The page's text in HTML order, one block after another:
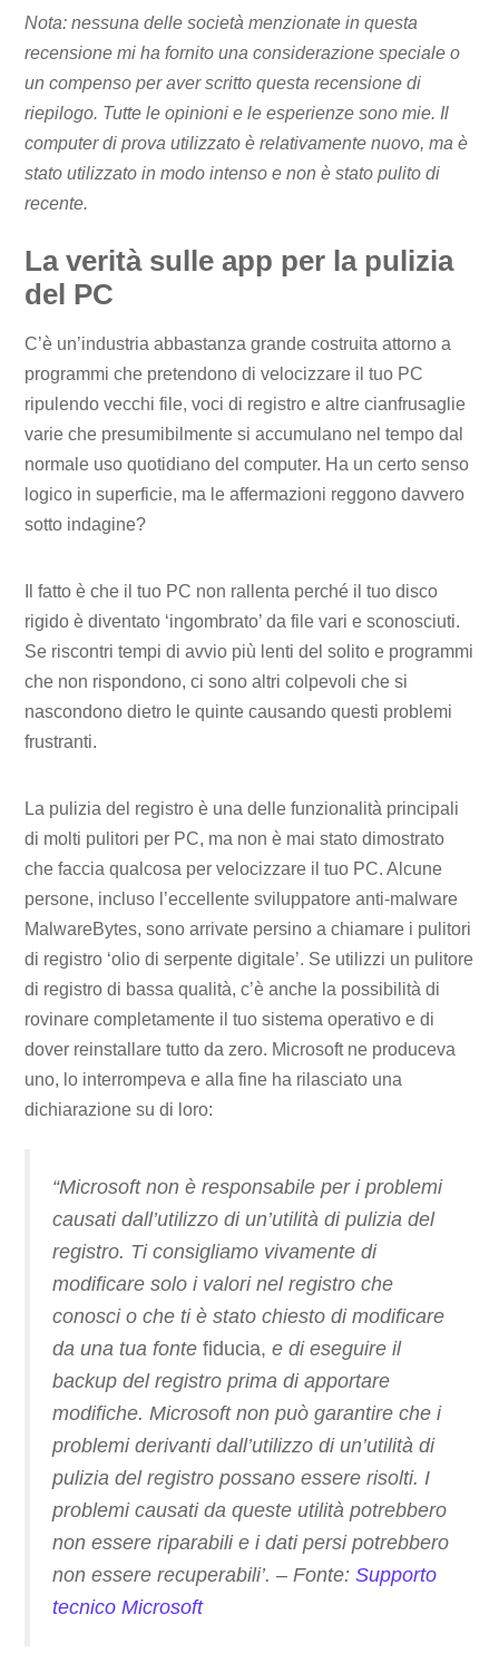
Nota: nessuna delle società menzionate in questa
recensione mi ha fornito una considerazione speciale o
un compenso per aver scritto questa recensione di
riepilogo. Tutte le opinioni e le esperienze sono mie. Il
computer di prova utilizzato è relativamente nuovo, ma è
stato utilizzato in modo intenso e non è stato pulito di
recente.
La verità sulle app per la pulizia
del PC
C’è un’industria abbastanza grande costruita attorno a
programmi che pretendono di velocizzare il tuo PC
ripulendo vecchi file, voci di registro e altre cianfrusaglie
varie che presumibilmente si accumulano nel tempo dal
normale uso quotidiano del computer. Ha un certo senso
logico in superficie, ma le affermazioni reggono davvero
sotto indagine?
Il fatto è che il tuo PC non rallenta perché il tuo disco
rigido è diventato ‘ingombrato’ da file vari e sconosciuti.
Se riscontri tempi di avvio più lenti del solito e programmi
che non rispondono, ci sono altri colpevoli che si
nascondono dietro le quinte causando questi problemi
frustranti.
La pulizia del registro è una delle funzionalità principali
di molti pulitori per PC, ma non è mai stato dimostrato
che faccia qualcosa per velocizzare il tuo PC. Alcune
persone, incluso l’eccellente sviluppatore anti-malware
MalwareBytes, sono arrivate persino a chiamare i pulitori
di registro ‘olio di serpente digitale’. Se utilizzi un pulitore
di registro di bassa qualità, c’è anche la possibilità di
rovinare completamente il tuo sistema operativo e di
dover reinstallare tutto da zero. Microsoft ne produceva
uno, lo interrompeva e alla fine ha rilasciato una
dichiarazione su di loro:
“Microsoft non è responsabile per i problemi
causati dall’utilizzo di un’utilità di pulizia del
registro. Ti consigliamo vivamente di
modificare solo i valori nel registro che
conosci o che ti è stato chiesto di modificare
da una tua fontefiducia, e di eseguire il
backup del registro prima di apportare
modifiche. Microsoft non può garantire che i
problemi derivanti dall’utilizzo di un’utilità di
pulizia del registro possano essere risolti. I
problemi causati da queste utilità potrebbero
non essere riparabili e i dati persi potrebbero
non essere recuperabili’. – Fonte:Supporto
tecnico Microsoft